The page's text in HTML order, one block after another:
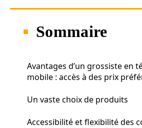
Sommaire
Avantages d’un grossiste en
mobile : accès à des prix
Un vaste choix de produits
Accessibilité et flexibilité des